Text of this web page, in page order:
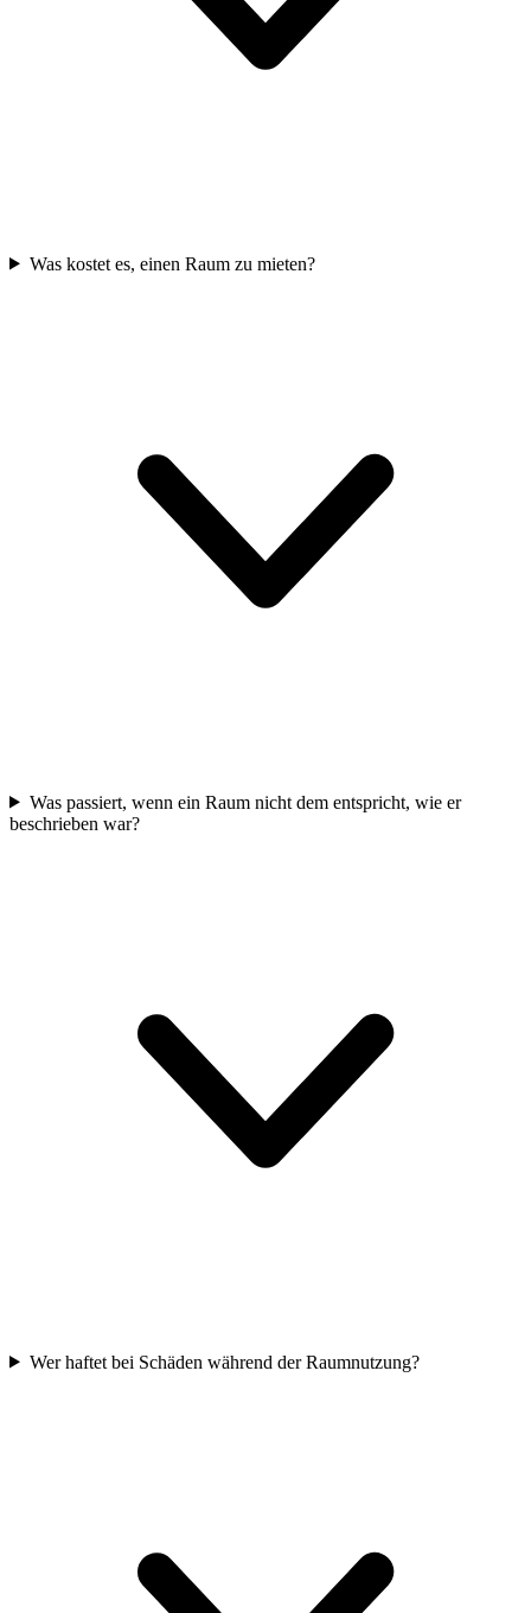
Was kostet es, einen Raum zu mieten?
Was passiert, wenn ein Raum nicht dem entspricht, wie er
beschrieben war?
Wer haftet bei Schäden während der Raumnutzung?